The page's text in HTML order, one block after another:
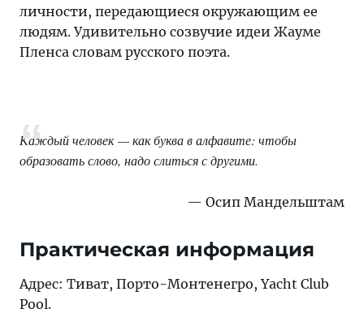
личности, передающиеся окружающим ее
людям. Удивительно созвучие идеи Жауме
Пленса словам русского поэта.
Каждый человек — как буква в алфавите: чтобы
образовать слово, надо слиться с другими.
Осип Мандельштам
Практическая информация
Адрес: Тиват, Порто-Монтенегро, Yacht Club
Pool.